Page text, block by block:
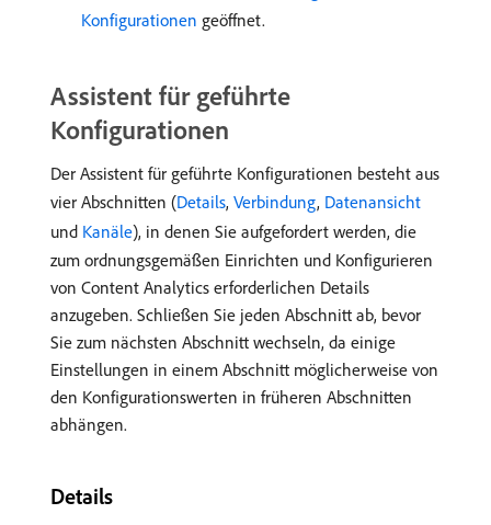
Konfigurationen geöffnet.
Assistent für geführte
Konfigurationen
Der Assistent für geführte Konfigurationen besteht aus
vier Abschnitten (Details, Verbindung, Datenansicht
und Kanäle), in denen Sie aufgefordert werden, die
zum ordnungsgemäßen Einrichten und Konfigurieren
von Content Analytics erforderlichen Details
anzugeben. Schließen Sie jeden Abschnitt ab, bevor
Sie zum nächsten Abschnitt wechseln, da einige
Einstellungen in einem Abschnitt möglicherweise von
den Konfigurationswerten in früheren Abschnitten
abhängen.
Details